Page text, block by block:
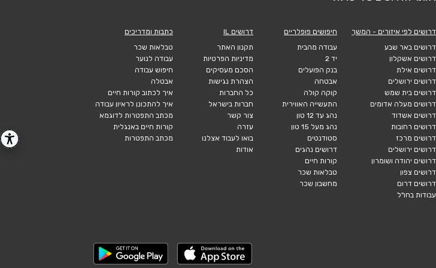
דרושים לפי איזורים - המשך
דרושים באר שבע
דרושים אשקלון
דרושים אילת
דרושים ירושלים
דרושים בית שמש
דרושים מעלה אדומים
דרושים אשדוד
דרושים רחובות
דרושים מרכז
דרושים ירושלים
דרושים יהודה ושומרון
דרושים צפון
דרושים דרום
עבודות בחו"ל
חיפושים פופלריים
עבודה מהבית
יד 2
בנק הפועלים
אבטחה
קוקה קולה
התעשייה האווירית
נהג עד 12 טון
נהג מעל 15 טון
סטודנטים
דרושים נהגים
קורות חיים
טבלאות שכר
מחשבון שכר
דרושים IL
תקנון האתר
מדיניות הפרטיות
הסכם מעסיקים
הצהרת נגישות
כל החברות
חברות בישראל
צור קשר
עזרה
בואו לעבוד אצלנו
אודות
כתבות ומדריכים
טבלאות שכר
עבודה לנוער
חיפוש עבודה
אבטלה
איך לכתוב קורות חיים
איך להתכונן לראיון עבודה
מכתב התפטרות לדוגמא
קורות חיים באנגלית
מכתב התפטרות